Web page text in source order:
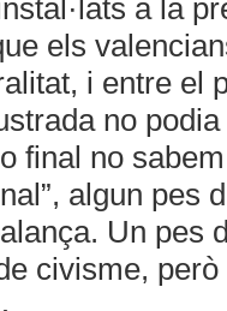
a la
els
i entre el
no
final no
algun pes
Un pes
civisme,